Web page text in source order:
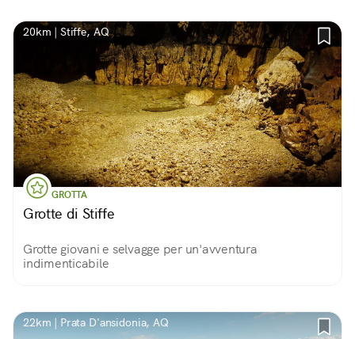
20km | Stiffe, AQ
GROTTA
Grotte di Stiffe
Grotte giovani e selvagge per un'avventura
indimenticabile
22km | Prata D'ansidonia, AQ